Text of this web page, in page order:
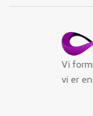
Vi
vi er